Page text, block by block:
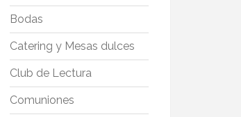
Bodas
Catering y Mesas dulces
Club de Lectura
Comuniones